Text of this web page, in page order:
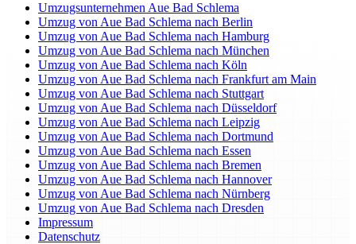
Umzugsunternehmen Aue Bad Schlema
Umzug von Aue Bad Schlema nach Berlin
Umzug von Aue Bad Schlema nach Hamburg
Umzug von Aue Bad Schlema nach München
Umzug von Aue Bad Schlema nach Köln
Umzug von Aue Bad Schlema nach Frankfurt am Main
Umzug von Aue Bad Schlema nach Stuttgart
Umzug von Aue Bad Schlema nach Düsseldorf
Umzug von Aue Bad Schlema nach Leipzig
Umzug von Aue Bad Schlema nach Dortmund
Umzug von Aue Bad Schlema nach Essen
Umzug von Aue Bad Schlema nach Bremen
Umzug von Aue Bad Schlema nach Hannover
Umzug von Aue Bad Schlema nach Nürnberg
Umzug von Aue Bad Schlema nach Dresden
Impressum
Datenschutz